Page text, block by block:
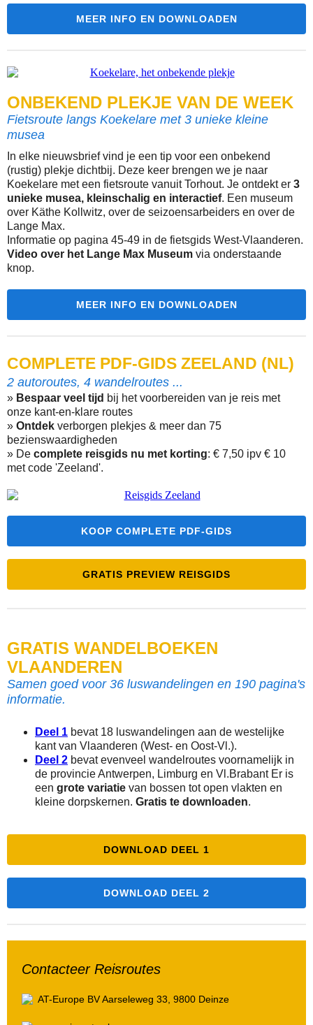
MEER INFO EN DOWNLOADEN
ONBEKEND PLEKJE VAN DE WEEK
Fietsroute langs Koekelare met 3 unieke kleine
musea
In elke nieuwsbrief vind je een tip voor een onbekend
(rustig) plekje dichtbij. Deze keer brengen we je naar
Koekelare met een fietsroute vanuit Torhout. Je ontdekt er 3
unieke musea, kleinschalig en interactief. Een museum
over Käthe Kollwitz, over de seizoensarbeiders en over de
Lange Max.
Informatie op pagina 45-49 in de fietsgids West-Vlaanderen.
Video over het Lange Max Museum via onderstaande
knop.
MEER INFO EN DOWNLOADEN
COMPLETE PDF-GIDS ZEELAND (NL)
2 autoroutes, 4 wandelroutes ...
» Bespaar veel tijd bij het voorbereiden van je reis met
onze kant-en-klare routes
» Ontdek verborgen plekjes & meer dan 75
bezienswaardigheden
» De complete reisgids nu met korting: € 7,50 ipv € 10
met code 'Zeeland'.
KOOP COMPLETE PDF-GIDS
GRATIS PREVIEW REISGIDS
GRATIS WANDELBOEKEN
VLAANDEREN
Samen goed voor 36 luswandelingen en 190 pagina's
informatie.
Deel 1 bevat 18 luswandelingen aan de westelijke
kant van Vlaanderen (West- en Oost-Vl.).
Deel 2 bevat evenveel wandelroutes voornamelijk in
de provincie Antwerpen, Limburg en Vl.Brabant Er is
een grote variatie van bossen tot open vlakten en
kleine dorpskernen. Gratis te downloaden.
DOWNLOAD DEEL 1
DOWNLOAD DEEL 2
Contacteer Reisroutes
AT-Europe BVAarseleweg 33, 9800 Deinze